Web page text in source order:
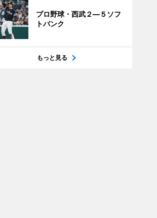
プロ野球・西武２―５ソフ
トバンク
もっと見る